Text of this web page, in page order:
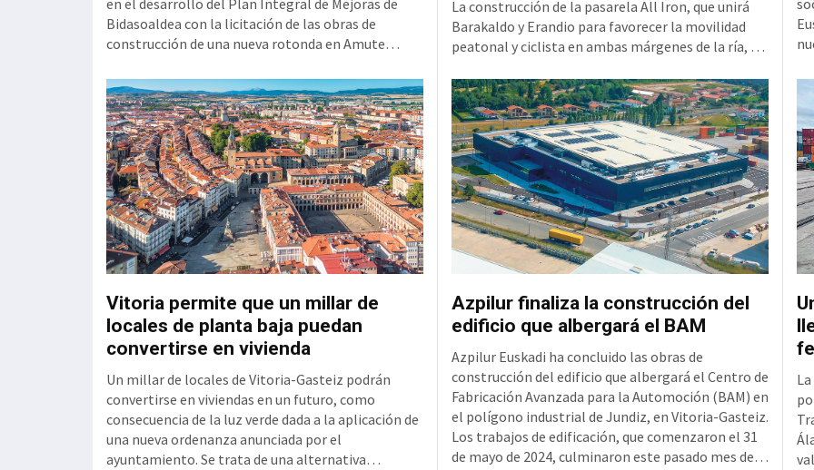
en el desarrollo del Plan Integral de Mejoras de
Bidasoaldea con la licitación de las obras de
construcción de una nueva rotonda en Amute
semaforizado para mejorar la seguridad y
eliminará las retenciones en este punto de acceso
al municipio. El Consejo de Gobierno ha aprobado
el proyecto constructivo qu
La construcción de la pasarela All Iron, que unirá
Barakaldo y Erandio para favorecer la movilidad
peatonal y ciclista en ambas márgenes de la ría, ha
primer tramo sobre el agua. Se trata de la pieza
nueve, una estructura que tiene una longitud de 33
metros, una anchura de 8,3 metros y un peso
aproximado de 71 toneladas, que ha sido instalada
en la mar
Vitoria permite que un millar de
locales de planta baja puedan
convertirse en vivienda
Un millar de locales de Vitoria-Gasteiz podrán
convertirse en viviendas en un futuro, como
consecuencia de la luz verde dada a la aplicación de
una nueva ordenanza anunciada por el
ayuntamiento. Se trata de una alternativa
Azpilur finaliza la construcción del
edificio que albergará el BAM
Azpilur Euskadi ha concluido las obras de
construcción del edificio que albergará el Centro de
Fabricación Avanzada para la Automoción (BAM) en
el polígono industrial de Jundiz, en Vitoria-Gasteiz.
Los trabajos de edificación, que comenzaron el 31
de mayo de 2024, culminaron este pasado mes de